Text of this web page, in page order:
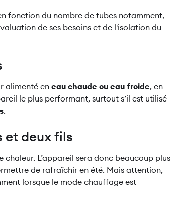
fonction du nombre de tubes notamment,
de ses besoins et de l'isolation du
alimenté en eau chaude ou eau froide, en
le plus performant, surtout s’il est utilisé
.
et deux fils
L’appareil sera donc beaucoup plus
de rafraîchir en été. Mais attention,
lorsque le mode chauffage est